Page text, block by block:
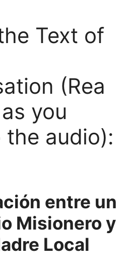
Text of
(Rea
you
audio):
entre un
Misionero y
Local